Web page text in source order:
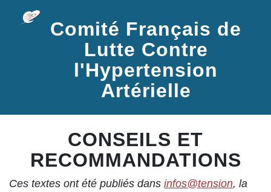
Comité Français de
Lutte Contre
l'Hypertension
Artérielle
CONSEILS ET
RECOMMANDATIONS
Ces textes ont été publiés dans infos@tension, la